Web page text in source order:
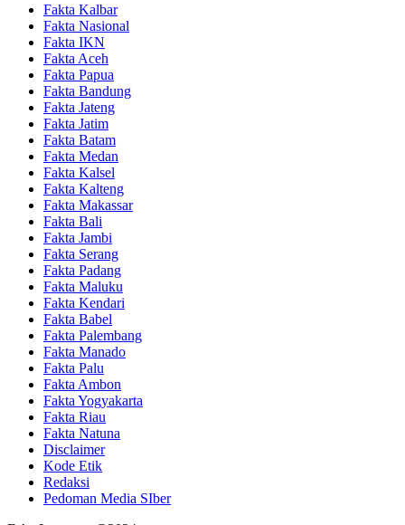
Fakta Kalbar
Fakta Nasional
Fakta IKN
Fakta Aceh
Fakta Papua
Fakta Bandung
Fakta Jateng
Fakta Jatim
Fakta Batam
Fakta Medan
Fakta Kalsel
Fakta Kalteng
Fakta Makassar
Fakta Bali
Fakta Jambi
Fakta Serang
Fakta Padang
Fakta Maluku
Fakta Kendari
Fakta Babel
Fakta Palembang
Fakta Manado
Fakta Palu
Fakta Ambon
Fakta Yogyakarta
Fakta Riau
Fakta Natuna
Disclaimer
Kode Etik
Redaksi
Pedoman Media SIber